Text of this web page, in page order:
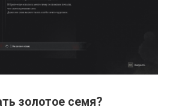
золотое семя?